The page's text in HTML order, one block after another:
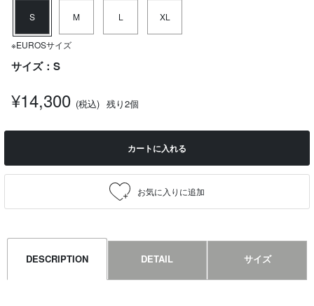
S M L XL
※EUROSサイズ
サイズ：S
¥14,300 (税込) 残り2個
カートに入れる
DESCRIPTION DETAIL サイズ